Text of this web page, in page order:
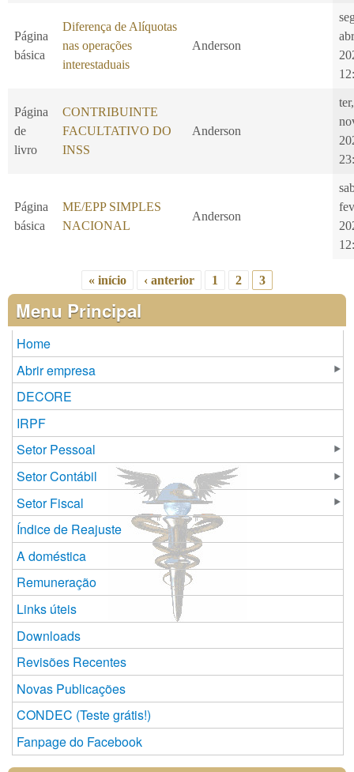
Página
básica
Diferença de Alíquotas
nas operações
interestaduais
Anderson
abr
Página
de
livro
CONTRIBUINTE
FACULTATIVO DO
INSS
Anderson
Página
básica
ME/EPP SIMPLES
NACIONAL
Anderson
fev
Páginas
« início ‹ anterior 1 2 3
Menu Principal
Home
Abrir empresa
DECORE
IRPF
Setor Pessoal
Setor Contábil
Setor Fiscal
Índice de Reajuste
A doméstica
Remuneração
Links úteis
Downloads
Revisões Recentes
Novas Publicações
CONDEC (Teste grátis!)
Fanpage do Facebook